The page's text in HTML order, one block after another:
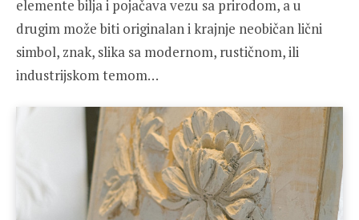
elemente bilja i pojačava vezu sa prirodom, a u
drugim može biti originalan i krajnje neobičan lični
simbol, znak, slika sa modernom, rustičnom, ili
industrijskom temom…